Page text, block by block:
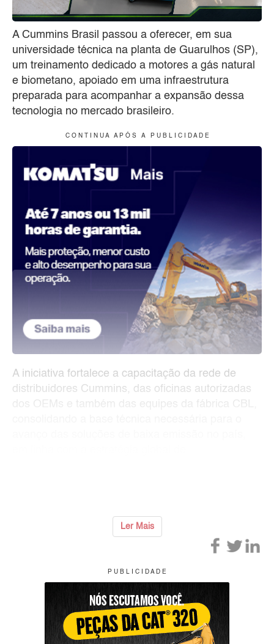
A Cummins Brasil passou a oferecer, em sua
universidade técnica na planta de Guarulhos (SP),
um treinamento dedicado a motores a gás natural
e biometano, apoiado em uma infraestrutura
preparada para acompanhar a expansão dessa
tecnologia no mercado brasileiro.
C O N T I N U A A P Ó S A P U B L I C I D A D E
A iniciativa fortalece a capacitação da rede de
distribuidores Cummins, das oficinas autorizadas
Ler Mais
P U B L I C I D A D E